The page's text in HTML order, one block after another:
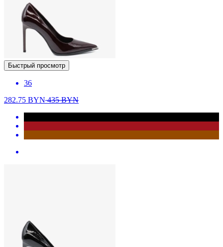
Быстрый просмотр
36
282.75 BYN435BYN